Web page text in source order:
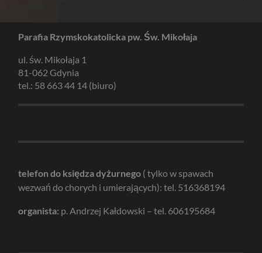
Parafia Rzymskokatolicka pw. Św. Mikołaja
ul. św. Mikołaja 1
81-062 Gdynia
tel.: 58 663 44 14 (biuro)
telefon do księdza dyżurnego ( tylko w spawach
wezwań do chorych i umierających): tel. 516368194
organista: p. Andrzej Kałdowski – tel. 606195684